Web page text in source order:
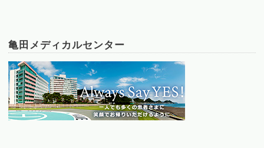
亀田メディカルセンター